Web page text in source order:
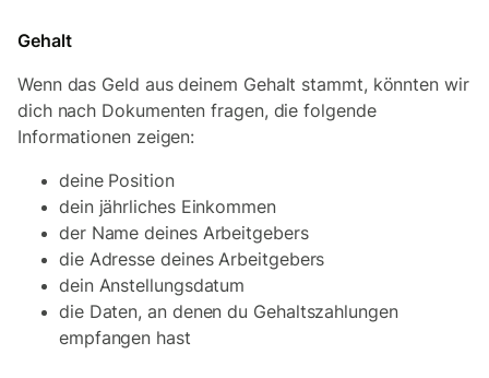
Gehalt
Wenn das Geld aus deinem Gehalt stammt, könnten wir
dich nach Dokumenten fragen, die folgende
Informationen zeigen:
deine Position
dein jährliches Einkommen
der Name deines Arbeitgebers
die Adresse deines Arbeitgebers
dein Anstellungsdatum
die Daten, an denen du Gehaltszahlungen
empfangen hast